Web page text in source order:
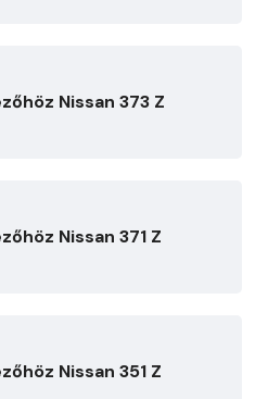
Nissan 373 Z
Nissan 371 Z
Nissan 351 Z